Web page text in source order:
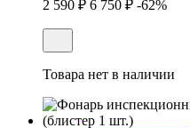
2 590 ₽ 6 750 ₽ -62%
Товара нет в наличии